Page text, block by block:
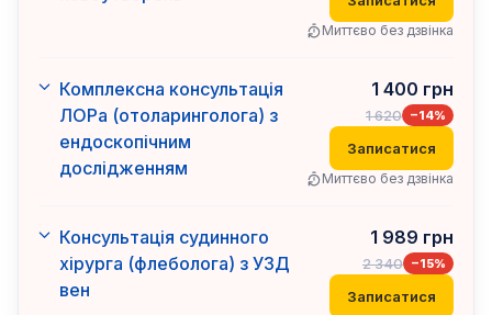
Миттєво без дзвінка
Комплексна консультація
ЛОРа (отоларинголога) з
ендоскопічним
дослідженням
1 400 грн
1 620 −14%
Записатися
Миттєво без дзвінка
Консультація судинного
хірурга (флеболога) з УЗД
вен
1 989 грн
2 340 −15%
Записатися